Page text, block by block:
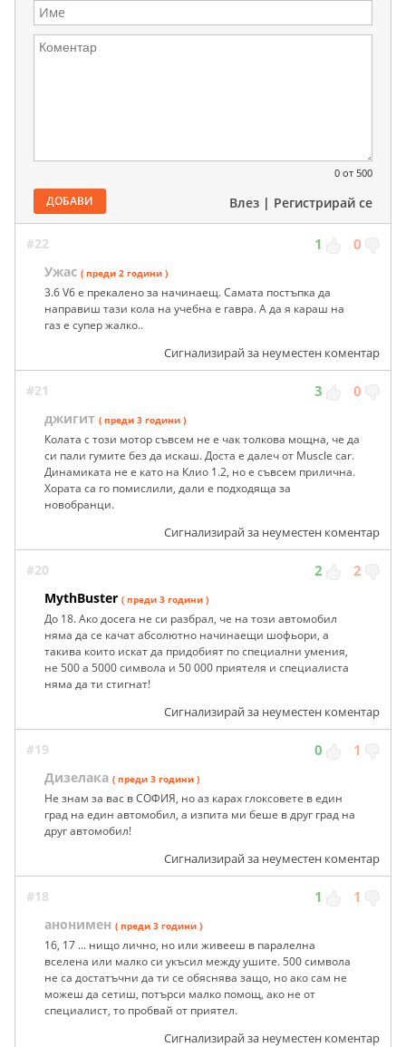
0 от 500
ДОБАВИ Влез | Регистрирай се
#22 1 0
Ужас ( преди 2 години )
3.6 V6 е прекалено за начинаещ. Самата постъпка да
направиш тази кола на учебна е гавра. А да я караш на
газ е супер жалко..
Сигнализирай за неуместен коментар
#21 3 0
джигит ( преди 3 години )
Колата с този мотор съвсем не е чак толкова мощна, че да
си пали гумите без да искаш. Доста е далеч от Muscle car.
Динамиката не е като на Клио 1.2, но е съвсем прилична.
Хората са го помислили, дали е подходяща за
новобранци.
Сигнализирай за неуместен коментар
#20 2 2
MythBuster ( преди 3 години )
До 18. Ако досега не си разбрал, че на този автомобил
няма да се качат абсолютно начинаещи шофьори, а
такива които искат да придобият по специални умения,
не 500 а 5000 символа и 50 000 приятеля и специалиста
няма да ти стигнат!
Сигнализирай за неуместен коментар
#19 0 1
Дизелака ( преди 3 години )
Не знам за вас в СОФИЯ, но аз карах глоксовете в един
град на един автомобил, а изпита ми беше в друг град на
друг автомобил!
Сигнализирай за неуместен коментар
#18 1 1
анонимен ( преди 3 години )
16, 17 ... нищо лично, но или живееш в паралелна
вселена или малко си укъсил между ушите. 500 символа
не са достатъчни да ти се обяснява защо, но ако сам не
можеш да сетиш, потърси малко помощ, ако не от
специалист, то пробвай от приятел.
Сигнализирай за неуместен коментар